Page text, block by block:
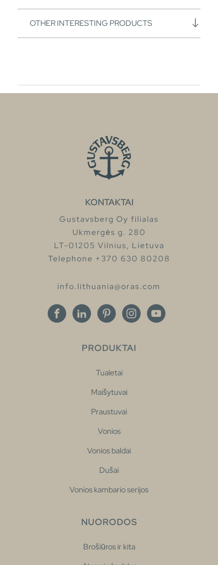
OTHER INTERESTING PRODUCTS
KONTAKTAI
Gustavsberg Oy filialas
Ukmergės g. 280
LT-01205 Vilnius, Lietuva
Telephone +370 630 80208
info.lithuania@oras.com
PRODUKTAI
Tualetai
Maišytuvai
Praustuvai
Vonios
Vonios baldai
Dušai
Vonios kambario serijos
NUORODOS
Brošiūros ir kita